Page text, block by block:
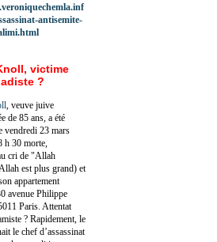
antisemite-
victime
?
, veuve juive
de 85 ans, a été
vendredi 23 mars
h 30 morte,
cri de "Allah
est plus grand) et
appartement
avenue Philippe
Paris. Attentat
? Rapidement, le
le chef d’assassinat